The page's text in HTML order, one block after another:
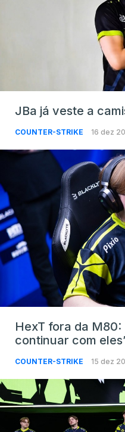
JBa já veste a
COUNTER-STRIKE 16 dez
HexT fora da
continuar com
COUNTER-STRIKE 15 dez